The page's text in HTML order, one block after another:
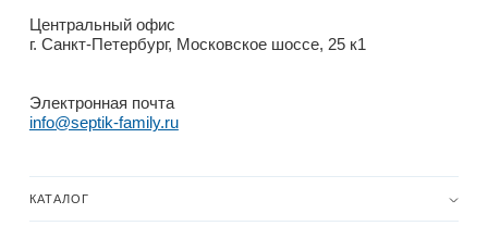
Центральный офис
г. Санкт-Петербург, Московское шоссе, 25 к1
Электронная почта
info@septik-family.ru
КАТАЛОГ